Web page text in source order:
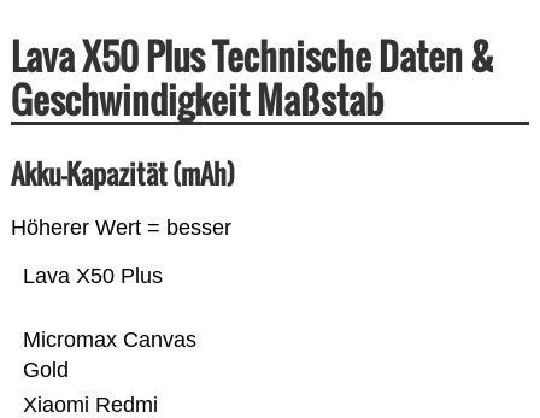
Lava X50 Plus Technische Daten &
Geschwindigkeit Maßstab
Akku-Kapazität (mAh)
Höherer Wert = besser
Xiaomi Redmi
Micromax Canvas
Gold
Lava X50 Plus